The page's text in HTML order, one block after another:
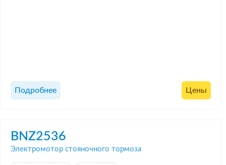
Подробнее Цены
BNZ2536
Электромотор стояночного тормоза